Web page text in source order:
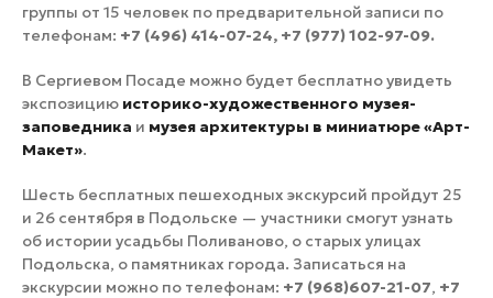
группы от 15 человек по предварительной записи по
телефонам: +7 (496) 414-07-24, +7 (977) 102-97-09.
В Сергиевом Посаде можно будет бесплатно увидеть
экспозицию историко-художественного музея-
заповедника и музея архитектуры в миниатюре «Арт-
Макет».
Шесть бесплатных пешеходных экскурсий пройдут 25
и 26 сентября в Подольске — участники смогут узнать
об истории усадьбы Поливаново, о старых улицах
Подольска, о памятниках города. Записаться на
экскурсии можно по телефонам: +7 (968)607-21-07, +7